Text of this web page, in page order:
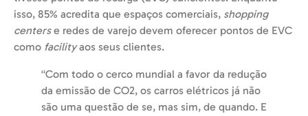
isso, 85% acredita que espaços comerciais, shopping
centerse redes de varejo devem oferecer pontos de EVC
como facilityaos seus clientes.
“Com todo o cerco mundial a favor da redução
da emissão de CO2, os carros elétricos já não
são uma questão de se, mas sim, de quando. E